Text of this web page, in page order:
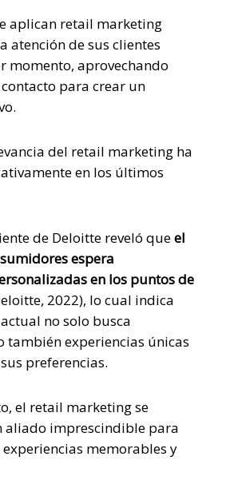
aplican retail marketing
atención de sus clientes
momento, aprovechando
para crear un
del retail marketing ha
en los últimos
de Deloitte reveló queel
espera
en los puntos de
2022), lo cual indica
no solo busca
también experiencias únicas
preferencias.
el retail marketing se
aliado imprescindible para
memorables y